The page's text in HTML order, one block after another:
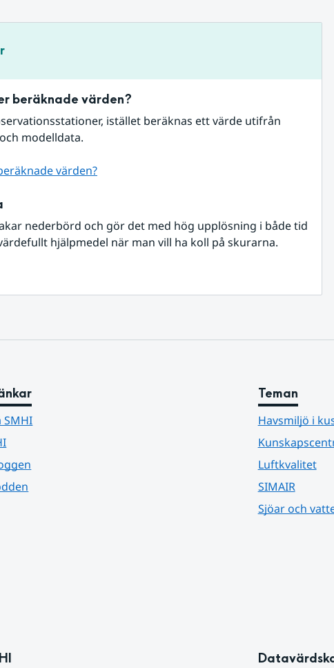
beräknade värden?
istället beräknas ett värde utifrån
modelldata.
värden?
nederbörd och gör det med hög upplösning i både tid
hjälpmedel när man vill ha koll på skurarna.
SMHI
Teman
Havsmiljö i
Luftkvalitet
SIMAIR
Sjöar och